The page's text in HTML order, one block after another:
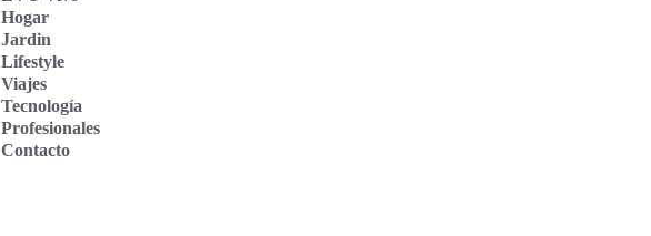
Hogar
Jardin
Lifestyle
Viajes
Tecnología
Profesionales
Contacto